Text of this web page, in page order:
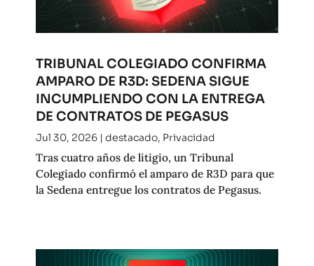
TRIBUNAL COLEGIADO CONFIRMA
AMPARO DE R3D: SEDENA SIGUE
INCUMPLIENDO CON LA ENTREGA
DE CONTRATOS DE PEGASUS
Jul 30, 2026| destacado, Privacidad
Tras cuatro años de litigio, un Tribunal
Colegiado confirmó el amparo de R3D para que
la Sedena entregue los contratos de Pegasus.